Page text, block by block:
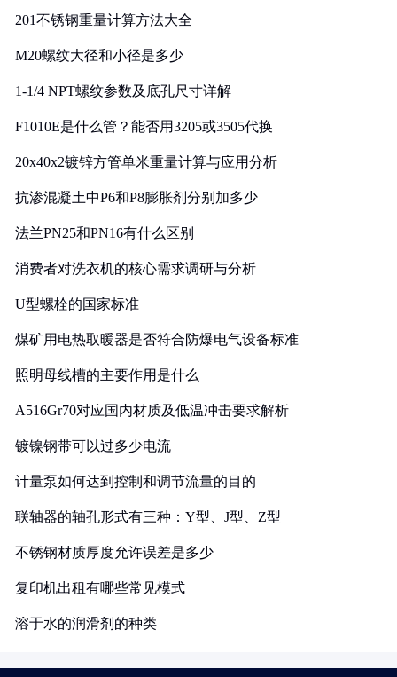
201不锈钢重量计算方法大全
M20螺纹大径和小径是多少
1-1/4 NPT螺纹参数及底孔尺寸详解
F1010E是什么管？能否用3205或3505代换
20x40x2镀锌方管单米重量计算与应用分析
抗渗混凝土中P6和P8膨胀剂分别加多少
法兰PN25和PN16有什么区别
消费者对洗衣机的核心需求调研与分析
U型螺栓的国家标准
煤矿用电热取暖器是否符合防爆电气设备标准
照明母线槽的主要作用是什么
A516Gr70对应国内材质及低温冲击要求解析
镀镍钢带可以过多少电流
计量泵如何达到控制和调节流量的目的
联轴器的轴孔形式有三种：Y型、J型、Z型
不锈钢材质厚度允许误差是多少
复印机出租有哪些常见模式
溶于水的润滑剂的种类